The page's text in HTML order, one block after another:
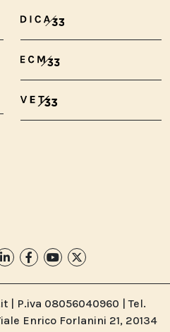
| P.iva 08056040960 | Tel.
Enrico Forlanini 21, 20134